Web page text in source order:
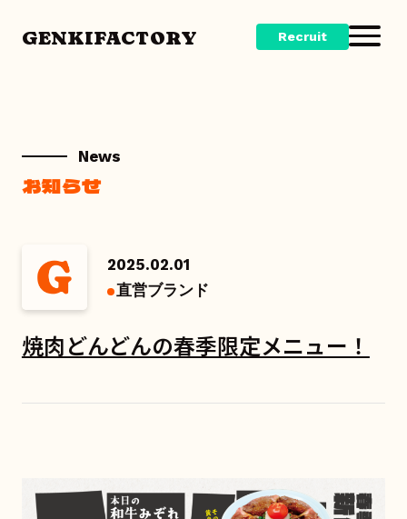
GENKIFACTORY Recruit
News
お知らせ
2025.02.01
直営ブランド
焼肉どんどんの春季限定メニュー！